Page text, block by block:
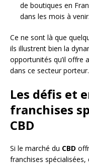
de boutiques en
dans les mois à venir.
Ce ne sont là que
ils illustrent bien la
opportunités qu’il offre
dans ce secteur porteur.
Les défis et
franchises
CBD
Si le marché du CBD
franchises